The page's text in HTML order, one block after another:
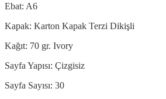
Ebat: A6
Kapak: Karton Kapak Terzi Dikişli
Kağıt: 70 gr. Ivory
Sayfa Yapısı: Çizgisiz
Sayfa Sayısı: 30